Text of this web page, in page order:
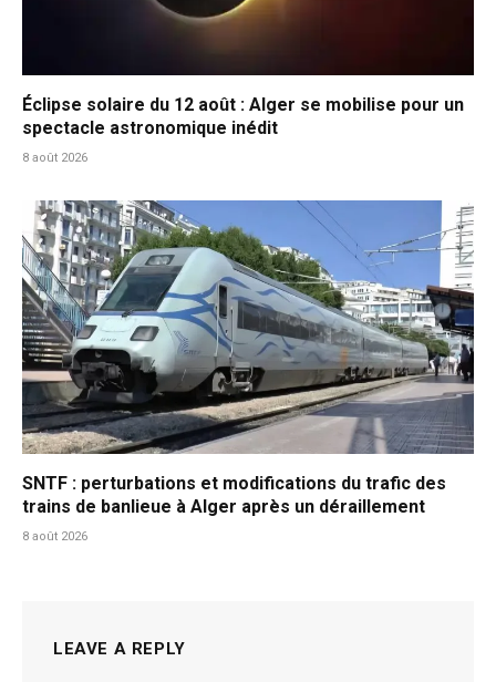
Éclipse solaire du 12 août : Alger se mobilise pour un
spectacle astronomique inédit
8 août 2026
SNTF : perturbations et modifications du trafic des
trains de banlieue à Alger après un déraillement
8 août 2026
LEAVE A REPLY